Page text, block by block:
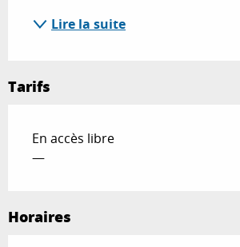
Lire la suite
Tarifs
En accès libre
—
Horaires